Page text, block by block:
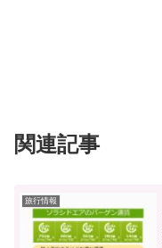
関連記事
旅行情報